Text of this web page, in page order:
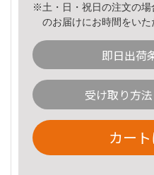
※土・日・祝日の注文の場
のお届けにお時間をいた
即日出荷
受け取り方
カー